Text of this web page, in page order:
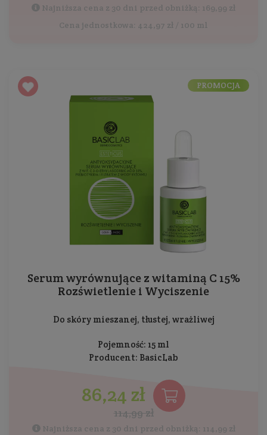
Najniższa cena z 30 dni przed obniżką: 169,99 zł
Cena jednostkowa: 424,97 zł / 100 ml
Serum wyrównujące z witaminą C 15%
Rozświetlenie i Wyciszenie
Do skóry mieszanej, tłustej, wrażliwej
Pojemność: 15 ml
Producent: BasicLab
86,24 zł
114,99 zł
Najniższa cena z 30 dni przed obniżką: 114,99 zł
PROMOCJA